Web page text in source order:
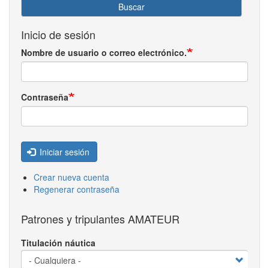
Buscar
Inicio de sesión
Nombre de usuario o correo electrónico.
Contraseña
Iniciar sesión
Crear nueva cuenta
Regenerar contraseña
Patrones y tripulantes AMATEUR
Titulación náutica